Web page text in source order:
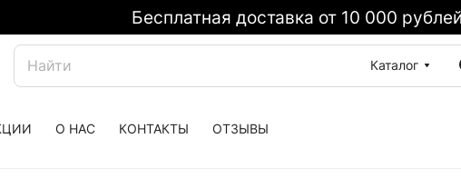
Бесплатная доставка от 10 000 рублей
Каталог
О НАС КОНТАКТЫ ОТЗЫВЫ